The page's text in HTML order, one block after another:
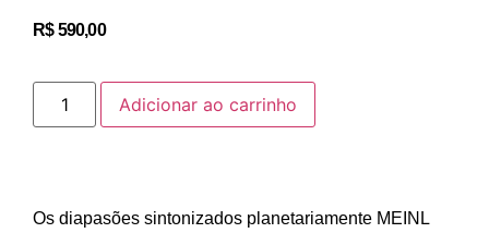
R$590,00
Adicionar ao carrinho
Os diapasões sintonizados planetariamente MEINL